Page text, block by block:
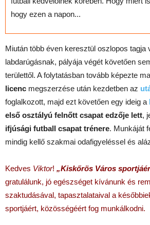
hogy ezen a napon...
Miután több éven keresztül oszlopos tagja
labdarúgásnak, pályája végét követően
területtől. A folytatásban tovább képezte
licenc megszerzése után kezdetben az
foglalkozott, majd ezt követően egy ideig a
első osztályú felnőtt csapat edzője lett,
ifjúsági futball csapat trénere. Munkáját
mindig kellő szakmai odafigyeléssel és
Kedves Viktor! „Kiskőrös Város
gratulálunk, jó egészséget kívánunk és
szaktudásával, tapasztalataival a
sportjáért, közösségéért fog munkálkodni.